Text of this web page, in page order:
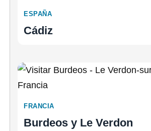
ESPAÑA
Cádiz
FRANCIA
Burdeos y Le Verdon